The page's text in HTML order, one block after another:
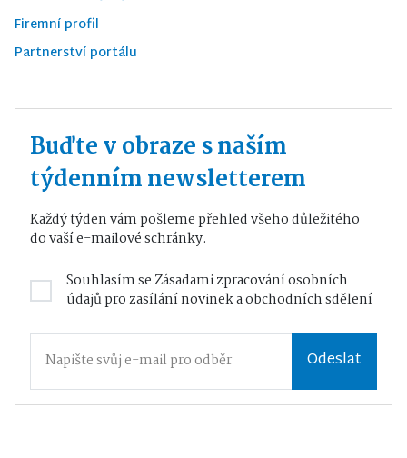
Firemní profil
Partnerství portálu
Buďte v obraze s naším
týdenním newsletterem
Každý týden vám pošleme přehled všeho důležitého
do vaší e-mailové schránky.
Souhlasím seZásadami zpracování osobních
údajůpro zasílání novinek a obchodních sdělení
Odeslat